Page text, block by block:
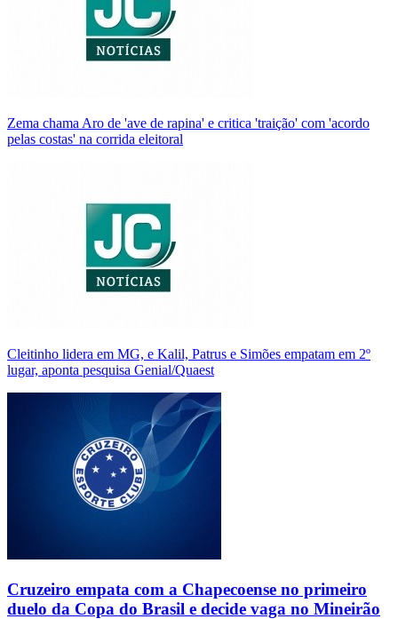
Zema chama Aro de 'ave de rapina' e critica 'traição' com 'acordo
pelas costas' na corrida eleitoral
Cleitinho lidera em MG, e Kalil, Patrus e Simões empatam em 2º
lugar, aponta pesquisa Genial/Quaest
Cruzeiro empata com a Chapecoense no primeiro
duelo da Copa do Brasil e decide vaga no Mineirão